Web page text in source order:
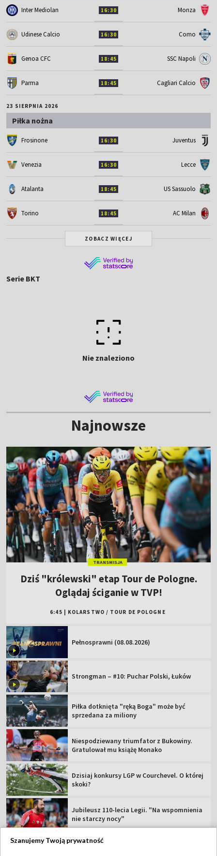
Inter Mediolan 16:30 Monza
Udinese Calcio 16:30 Como
Genoa CFC 18:45 SSC Napoli
Parma 18:45 Cagliari Calcio
23 SIERPNIA 2026
Piłka nożna
Frosinone 16:30 Juventus
Venezia 16:30 Lecce
Atalanta 18:45 US Sassuolo
Torino 18:45 AC Milan
ZOBACZ WIĘCEJ
Serie BKT
Nie znaleziono
Najnowsze
TRANSMISJA
Dziś "królewski" etap Tour de Pologne.
Oglądaj ściganie w TVP!
6:45 | KOLARSTWO / TOUR DE POLOGNE
Pełnosprawni (08.08.2026)
Strongman – #10: Puchar Polski, Łuków
Piłka dotknięta "ręką Boga" może być
sprzedana za miliony
Niespodziewany triumfator z Bukowiny.
Gratulował mu książę Monako
Dzisiaj konkursy LGP w Courchevel. O której
skoki?
Jubileusz 110-lecia Legii. "Na wspomnienia
nie starczy nocy"
Szanujemy Twoją prywatność